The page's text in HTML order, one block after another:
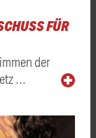
FÜR
der
…